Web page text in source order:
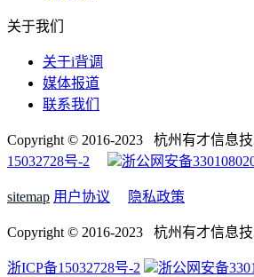
关于我们
关于i背调
媒体报道
联系我们
Copyright © 2016-2023 杭州有才信息
15032728号-2
浙公网安备
sitemap 用户协议 隐私政策
Copyright © 2016-2023 杭州有才信息
浙ICP备15032728号-2
浙公网安备